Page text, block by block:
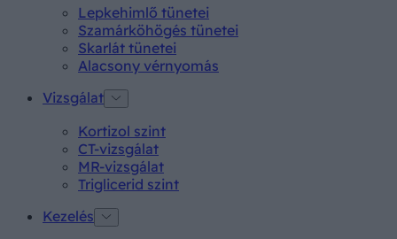
Lepkehimlő tünetei
Szamárköhögés tünetei
Skarlát tünetei
Alacsony vérnyomás
Vizsgálat
Kortizol szint
CT-vizsgálat
MR-vizsgálat
Triglicerid szint
Kezelés